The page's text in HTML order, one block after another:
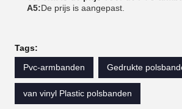
A5:De prijs is aangepast.
Tags:
Pvc-armbanden
Gedrukte
van vinyl Plastic polsbanden